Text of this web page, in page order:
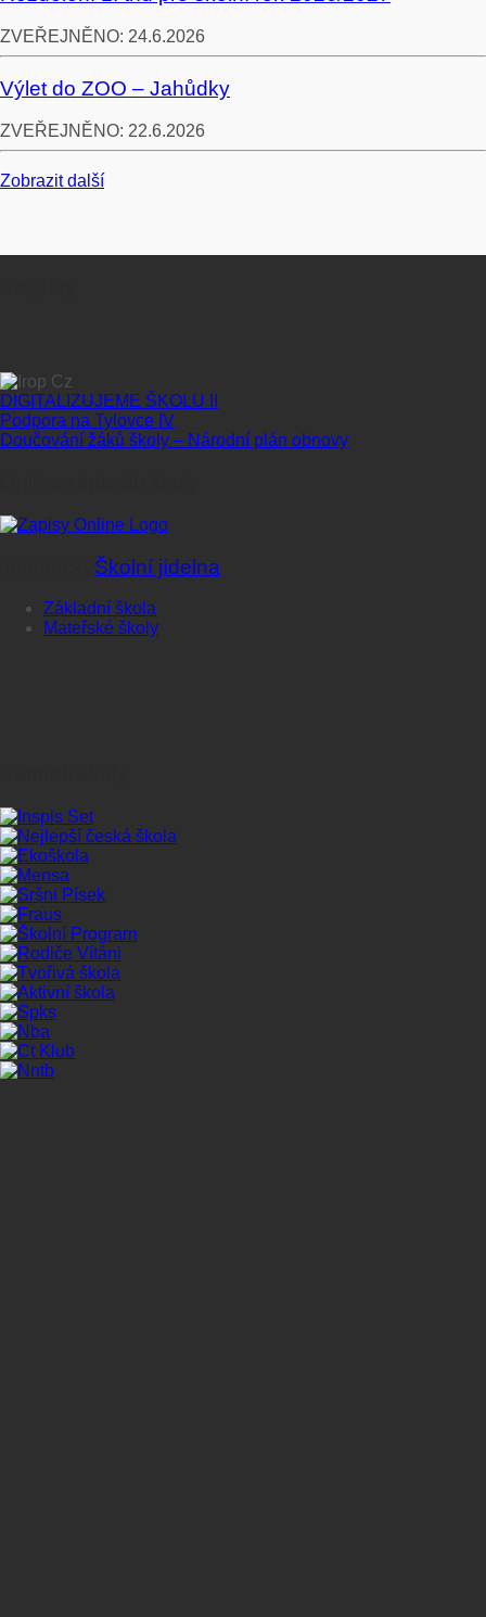
ZVEŘEJNĚNO: 24.6.2026
Výlet do ZOO – Jahůdky
ZVEŘEJNĚNO: 22.6.2026
Zobrazit další
DIGITALIZUJEME ŠKOLU II
Podpora na Tylovce IV
Doučování žáků školy – Národní plán obnovy
Školní jídelna
Základní škola
Mateřské školy